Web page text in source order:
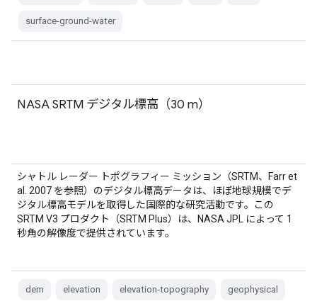
surface-ground-water
NASA SRTM デジタル標高（30 m）
シャトル レーダー トポグラフィー ミッション（SRTM、Farr et
al. 2007 を参照）のデジタル標高データは、ほぼ地球規模でデ
ジタル標高モデルを取得した国際的な研究活動です。この
SRTM V3 プロダクト（SRTM Plus）は、NASA JPL によって 1
秒角の解像度で提供されています。
dem elevation elevation-topography geophysical